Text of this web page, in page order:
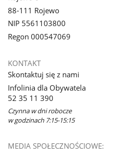
88-111 Rojewo
NIP 5561103800
Regon 000547069
KONTAKT
Skontaktuj się z nami
Infolinia dla Obywatela
52 35 11 390
Czynna w dni robocze
w godzinach 7:15-15:15
MEDIA SPOŁECZNOŚCIOWE: